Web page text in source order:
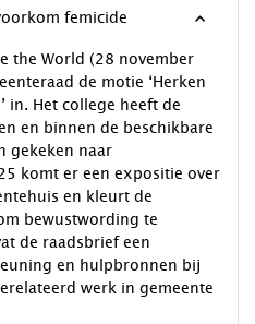
femicide
the World (28 november
de motie ‘Herken
in. Het college heeft de
en binnen de beschikbare
gekeken naar
komt er een expositie over
en kleurt de
bewustwording te
de raadsbrief een
en hulpbronnen bij
werk in gemeente